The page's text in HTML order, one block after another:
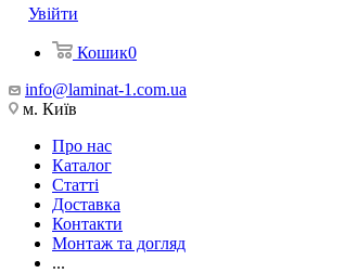
Увійти
Кошик0
info@laminat-1.com.ua
м. Київ
Про нас
Каталог
Статті
Доставка
Контакти
Монтаж та догляд
...